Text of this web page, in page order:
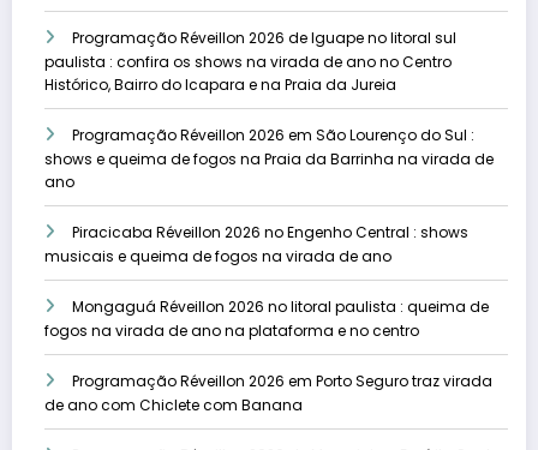
Programação Réveillon 2026 de Iguape no litoral sul
paulista : confira os shows na virada de ano no Centro
Histórico, Bairro do Icapara e na Praia da Jureia
Programação Réveillon 2026 em São Lourenço do Sul :
shows e queima de fogos na Praia da Barrinha na virada de
ano
Piracicaba Réveillon 2026 no Engenho Central : shows
musicais e queima de fogos na virada de ano
Mongaguá Réveillon 2026 no litoral paulista : queima de
fogos na virada de ano na plataforma e no centro
Programação Réveillon 2026 em Porto Seguro traz virada
de ano com Chiclete com Banana